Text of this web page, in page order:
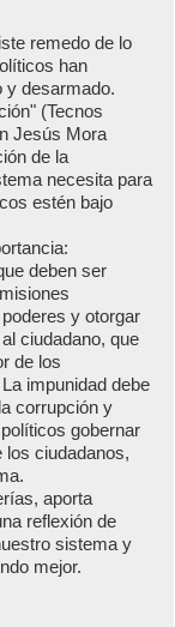
remedo de lo
han
y desarmado.
(Tecnos
Jesús Mora
de la
necesita para
estén bajo
deben ser
y otorgar
ciudadano, que
de los
impunidad debe
corrupción y
gobernar
los ciudadanos,
aporta
reflexión de
sistema y
mejor.